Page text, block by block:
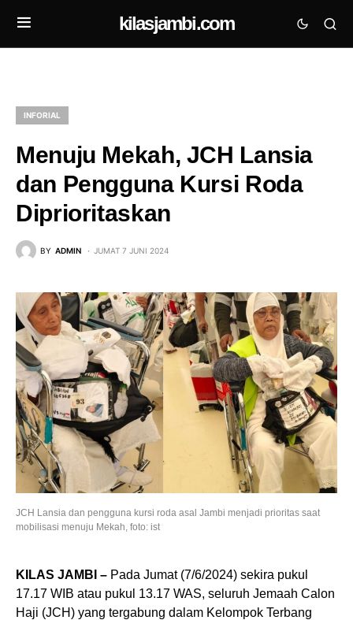
kilasjambi.com
INFORIAL
Menuju Mekah, JCH Lansia
dan Pengguna Kursi Roda
Diprioritaskan
BY ADMIN JUMAT 7 JUNI 2024
JCH Lansia dan pengguna kursi roda asal Jambi menjadi prioritas saat
mobilisasi menuju Mekah, foto: ist
KILAS JAMBI – Pada Jumat (7/6/2024) sekira pukul
17.17 WIB atau pukul 13.17 WAS, seluruh Jemaah Calon
Haji (JCH) yang tergabung dalam Kelompok Terbang